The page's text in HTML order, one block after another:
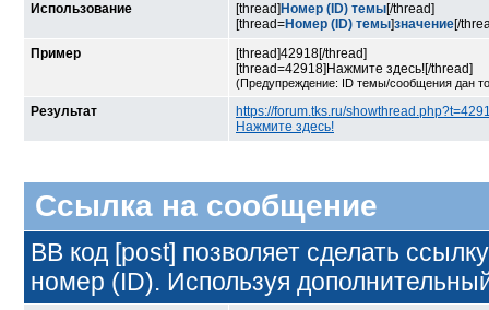
Использование [thread] Номер (ID) темы[/thread]
[thread=Номер (ID) темы]значение[/
Пример
[thread]42918[/thread]
[thread=42918]Нажмите здесь![/thread]
(Предупреждение: ID темы/сообщения дан
Результат
https://forum.tks.ru/
Нажмите здесь!
Ссылка на сообщение
BB код [post] позволяет сделать
номер (ID). Используя